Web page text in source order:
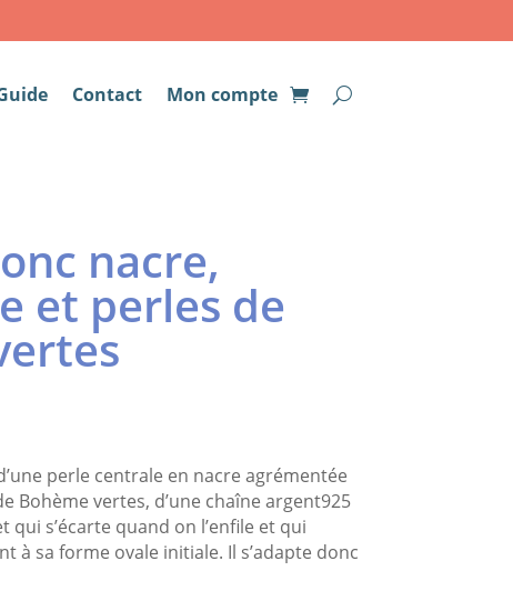
Contact Mon compte
nacre,
et perles de
perle centrale en nacre agrémentée
Bohème vertes, d’une chaîne argent925
qui s’écarte quand on l’enfile et qui
à sa forme ovale initiale. Il s’adapte donc